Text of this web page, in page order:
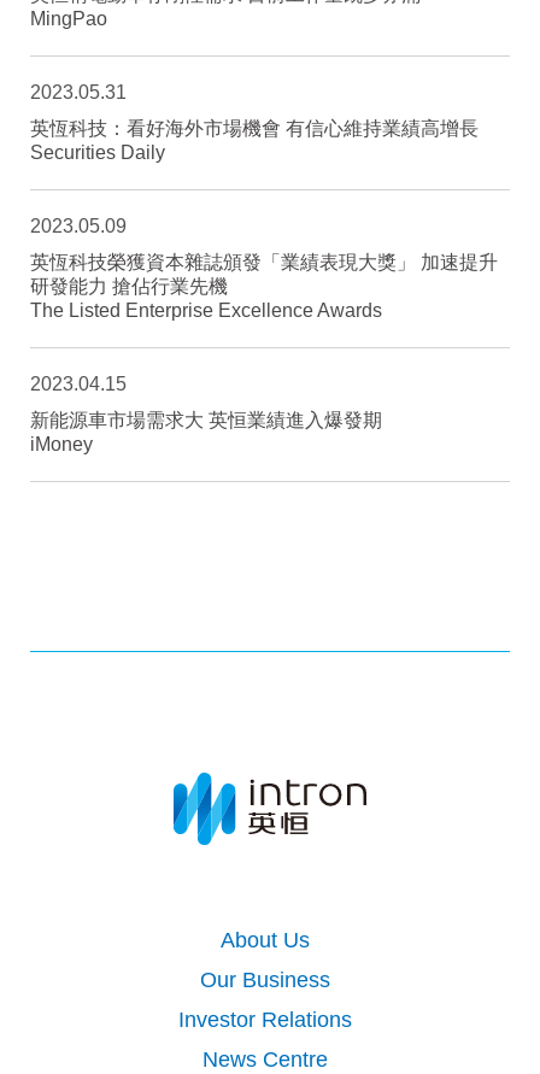
MingPao
2023.05.31
英恆科技：看好海外市場機會 有信心維持業績高增長
Securities Daily
2023.05.09
英恆科技榮獲資本雜誌頒發「業績表現大獎」 加速提升
研發能力 搶佔行業先機
The Listed Enterprise Excellence Awards
2023.04.15
新能源車市場需求大 英恒業績進入爆發期
iMoney
About Us
Our Business
Investor Relations
News Centre